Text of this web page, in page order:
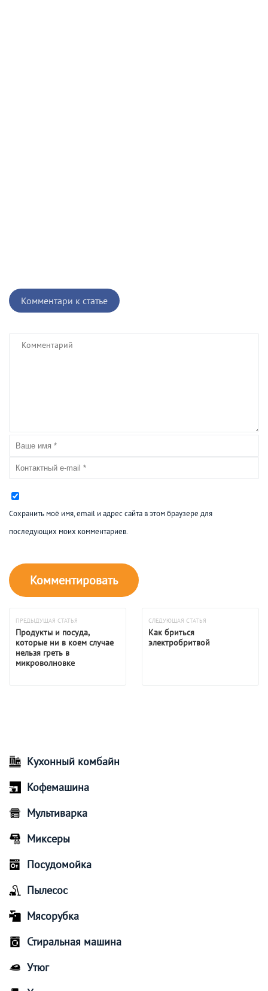
Комментари к статье
Сохранить моё имя, email и адрес сайта в этом браузере для
последующих моих комментариев.
ПРЕДЫДУЩАЯ СТАТЬЯ
Продукты и посуда,
которые ни в коем случае
нельзя греть в
микроволновке
СЛЕДУЮЩАЯ СТАТЬЯ
Как бриться
электробритвой
Кухонный комбайн
Кофемашина
Мультиварка
Миксеры
Посудомойка
Пылесос
Мясорубка
Стиральная машина
Утюг